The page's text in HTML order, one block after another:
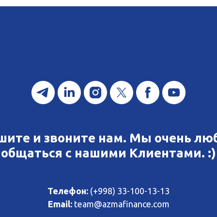
и звоните нам. Мы очень
общаться с нашими Клиентами. :)
Телефон: (+998) 33-100-13-13
Email: team@azmafinance.com